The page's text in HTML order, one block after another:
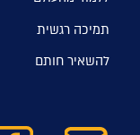
תמיכה רגשית
להשאיר חותם